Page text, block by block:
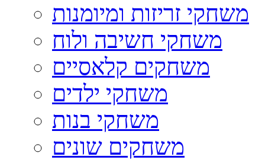
משחקי זריזות ומיומנות
משחקי חשיבה ולוח
משחקים קלאסיים
משחקי ילדים
משחקי בנות
משחקים שונים